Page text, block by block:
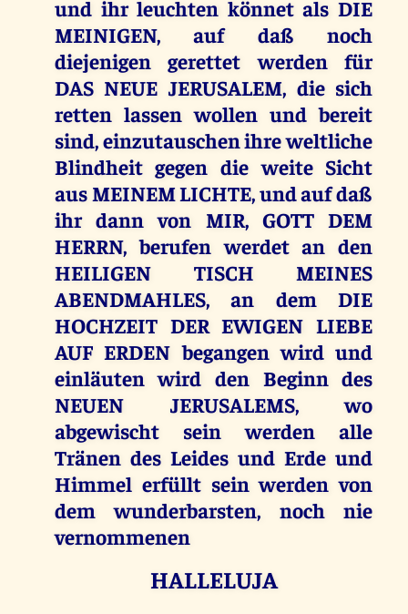
und ihr leuchten könnet als DIE
MEINIGEN, auf daß noch
diejenigen gerettet werden für
DAS NEUE JERUSALEM, die sich
retten lassen wollen und bereit
sind, einzutauschen ihre weltliche
Blindheit gegen die weite Sicht
aus MEINEM LICHTE, und auf daß
ihr dann von MIR, GOTT DEM
HERRN, berufen werdet an den
HEILIGEN TISCH MEINES
ABENDMAHLES, an dem DIE
HOCHZEIT DER EWIGEN LIEBE
AUF ERDEN begangen wird und
einläuten wird den Beginn des
NEUEN JERUSALEMS, wo
abgewischt sein werden alle
Tränen des Leides und Erde und
Himmel erfüllt sein werden von
dem wunderbarsten, noch nie
vernommenen
HALLELUJA